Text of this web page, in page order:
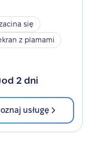
się
z plamami
od 2 dni
usługę